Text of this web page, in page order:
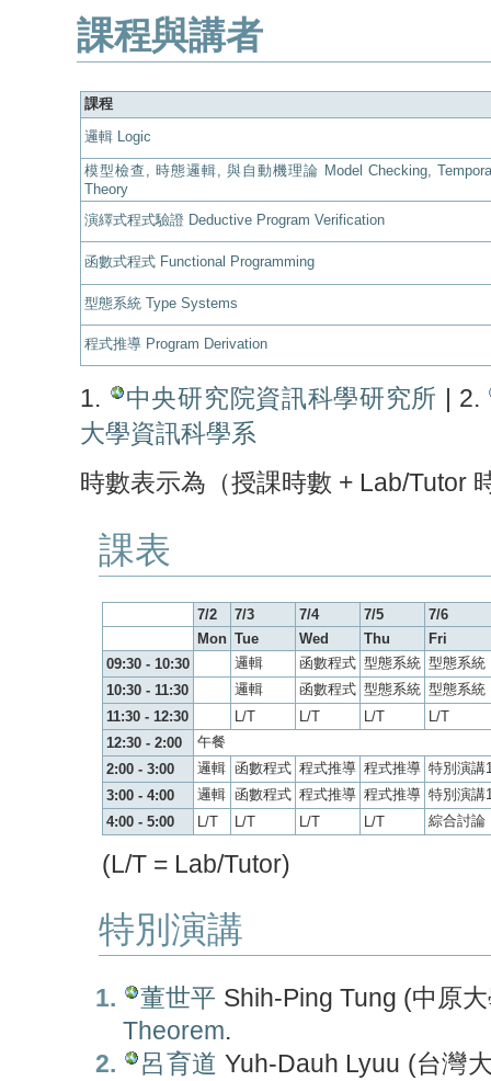
課程與講者
課程
邏輯 Logic
模型檢查, 時態邏輯, 與自動機理論 Model Checking,
Theory
演繹式程式驗證 Deductive Program Verification
函數式程式 Functional Programming
型態系統 Type Systems
程式推導 Program Derivation
1. 中央研究院資訊科學研究所 | 2.
大學資訊科學系
時數表示為（授課時數 + Lab/Tutor
課表
7/2 7/3 7/4 7/5
7/6
Mon Tue Wed Thu
Fri
09:30 - 10:30
邏輯 函數程式 型態系統 型態系統
10:30 - 11:30
邏輯 函數程式 型態系統 型態系統
11:30 - 12:30
L/T L/T L/T
L/T
12:30 - 2:00
午餐
2:00 - 3:00
邏輯 函數程式 程式推導 程式推導 特別演講
3:00 - 4:00
邏輯 函數程式 程式推導 程式推導 特別演講
4:00 - 5:00
L/T L/T L/T L/T 綜合討論
(L/T = Lab/Tutor)
特別演講
董世平 Shih-Ping Tung (中原
Theorem.
呂育道 Yuh-Dauh Lyuu (台灣